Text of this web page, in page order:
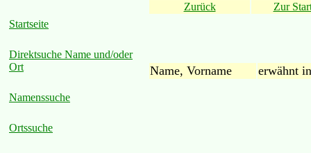
Startseite
Direktsuche Name und/oder
Ort
Namenssuche
Ortssuche
Zurück
Zur
Name, Vorname erwähnt in